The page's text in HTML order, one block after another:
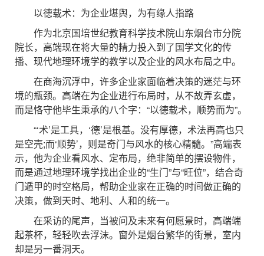
以德载术：为企业堪舆，为有缘人指路
作为北京国培世纪教育科学技术院山东烟台市分院
院长，高端现在将大量的精力投入到了国学文化的传
播、现代地理环境学的教学以及企业的风水布局之中。
在商海沉浮中，许多企业家面临着决策的迷茫与环
境的瓶颈。高端在为企业进行布局时，从不故弄玄虚，
而是恪守他毕生秉承的八个字：“以德载术，顺势而为”。
“‘术’是工具，‘德’是根基。没有厚德，术法再高也只
是空壳;而‘顺势’，则是奇门与风水的核心精髓。”高端表
示，他为企业看风水、定布局，绝非简单的摆设物件，
而是通过地理环境学找出企业的“生门”与“旺位”，结合奇
门遁甲的时空格局，帮助企业家在正确的时间做正确的
决策，做到天时、地利、人和的统一。
在采访的尾声，当被问及未来有何愿景时，高端端
起茶杯，轻轻吹去浮沫。窗外是烟台繁华的街景，室内
却是另一番洞天。